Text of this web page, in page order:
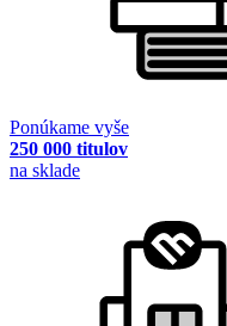
Ponúkame vyše
250 000 titulov
na sklade